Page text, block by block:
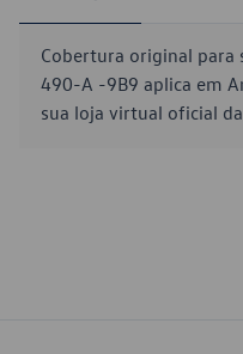
Cobertura original para
490-A -9B9 aplica em
sua loja virtual oficial